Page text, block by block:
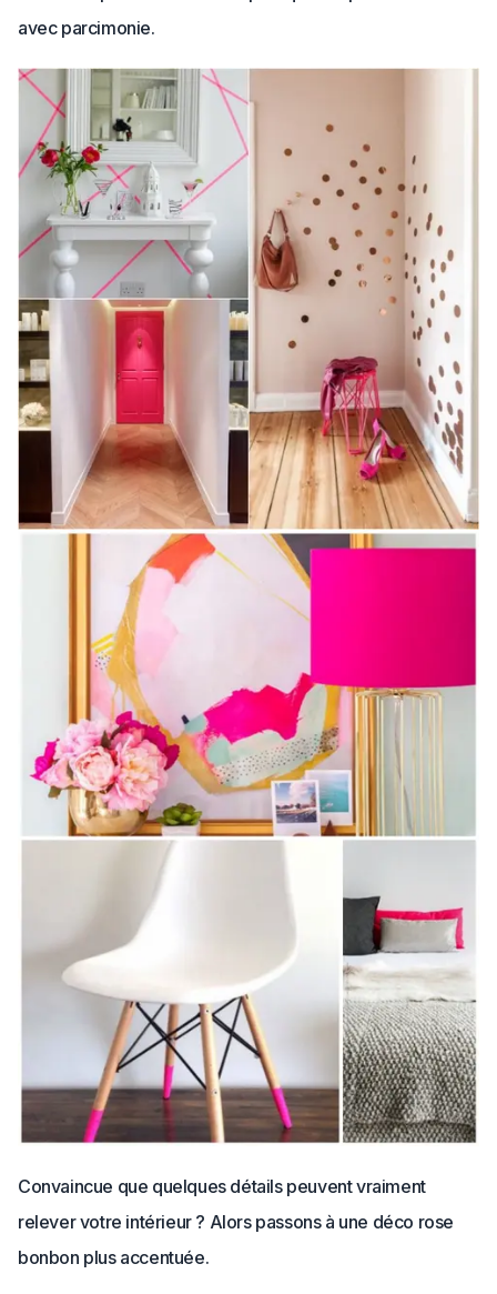
avec parcimonie.
Convaincue que quelques détails peuvent vraiment
relever votre intérieur ? Alors passons à une déco rose
bonbon plus accentuée.